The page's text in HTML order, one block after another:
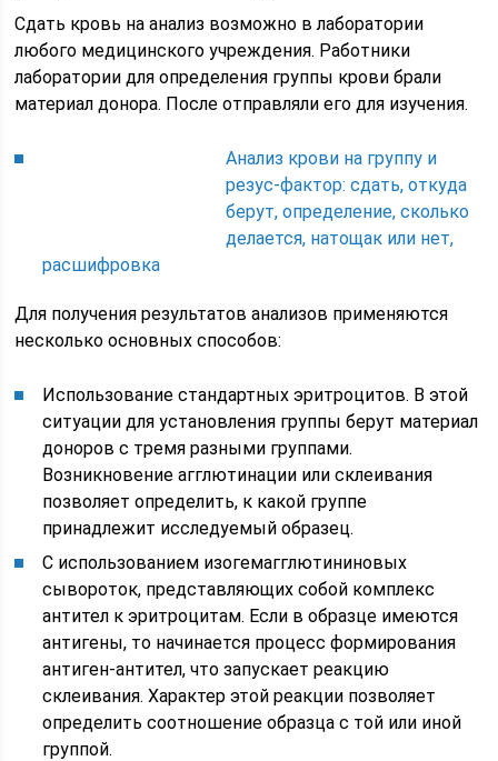
Сдать кровь на анализ возможно в лаборатории
любого медицинского учреждения. Работники
лаборатории для определения группы крови брали
материал донора. После отправляли его для изучения.
Анализ крови на группу и
резус-фактор: сдать, откуда
берут, определение, сколько
делается, натощак или нет,
расшифровка
Для получения результатов анализов применяются
несколько основных способов:
Использование стандартных эритроцитов. В этой
ситуации для установления группы берут материал
доноров с тремя разными группами.
Возникновение агглютинации или склеивания
позволяет определить, к какой группе
принадлежит исследуемый образец.
С использованием изогемагглютининовых
сывороток, представляющих собой комплекс
антител к эритроцитам. Если в образце имеются
антигены, то начинается процесс формирования
антиген-антител, что запускает реакцию
склеивания. Характер этой реакции позволяет
определить соотношение образца с той или иной
группой.